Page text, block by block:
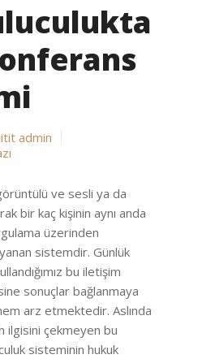
admin
ve sesli ya da
bir kaç kişinin aynı anda
üzerinden
sistemdir. Günlük
bu iletişim
sonuçlar bağlanmaya
arz etmektedir. Aslında
ilgisini çekmeyen bu
sisteminin hukuk